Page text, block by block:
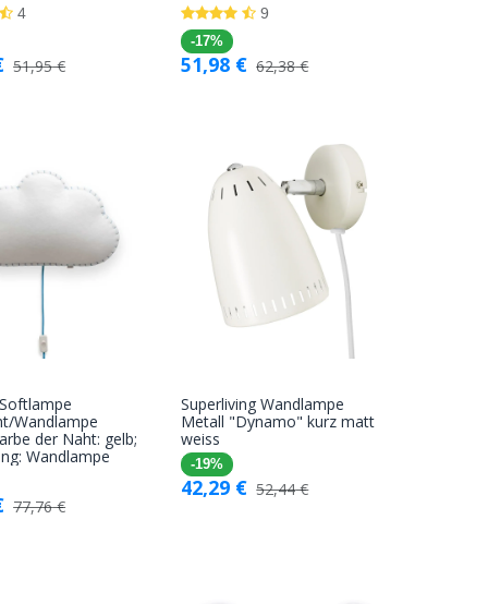
Warenkorb
4
51,95€
Warenkorb
9
-17%
51,98 € 62,38€
In den
Warenkorb
Wandlampe
der Naht: gelb;
Wandlampe
77,76€
In den
Superliving Wandlampe
Metall "Dynamo" kurz matt
weiss
-19%
42,29 € 52,44€